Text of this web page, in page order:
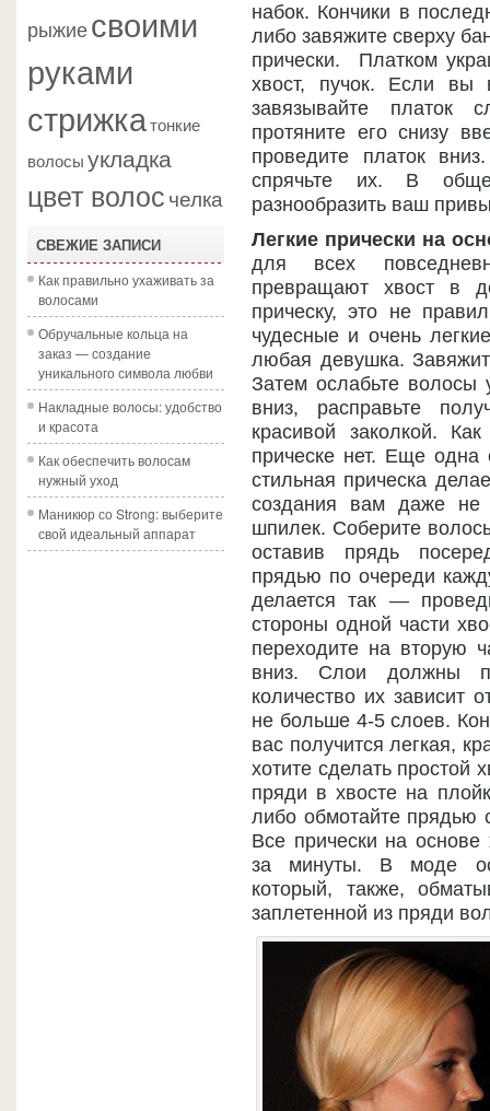
рыжиесвоими
руками
стрижкатонкие
волосыукладка
цвет волосчелка
СВЕЖИЕ ЗАПИСИ
Как правильно ухаживать за
волосами
Обручальные кольца на
заказ — создание
уникального символа любви
Накладные волосы: удобство
и красота
Как обеспечить волосам
нужный уход
Маникюр со Strong: выберите
свой идеальный аппарат
набок. Кончики в
либо завяжите сверху
прически. Платком
хвост, пучок. Если вы
завязывайте платок
протяните его снизу
проведите платок
спрячьте их. В
разнообразить ваш
Легкие прически на
для всех
превращают хвост в
прическу, это не
чудесные и очень
любая девушка.
Затем ослабьте волосы
вниз, расправьте
красивой заколкой.
прическе нет. Еще одна
стильная прическа
создания вам даже не
шпилек. Соберите
оставив прядь
прядью по очереди
делается так —
стороны одной части
переходите на вторую
вниз. Слои должны
количество их зависит
не больше 4-5 слоев.
вас получится легкая,
хотите сделать простой
пряди в хвосте на
либо обмотайте прядью
Все прически на основе
за минуты. В моде
который, также,
заплетенной из пряди